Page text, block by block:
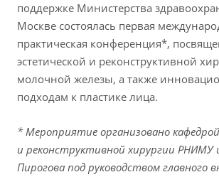
поддержке Министерства
Москве состоялась первая
практическая конференция*,
эстетической и реконструктивной
молочной железы, а также
подходам к пластике лица.
* Мероприятие организовано
и реконструктивной хирургии РНИМУ
Пирогова под руководством главного